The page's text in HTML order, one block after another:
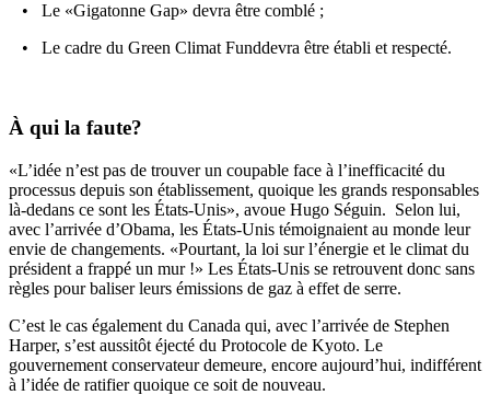
• Le «Gigatonne Gap» devra être comblé ;
• Le cadre du Green Climat Funddevra être établi et respecté.
À qui la faute?
«L’idée n’est pas de trouver un coupable face à l’inefficacité du
processus depuis son établissement, quoique les grands responsables
là-dedans ce sont les États-Unis», avoue Hugo Séguin. Selon lui,
avec l’arrivée d’Obama, les États-Unis témoignaient au monde leur
envie de changements. «Pourtant, la loi sur l’énergie et le climat du
président a frappé un mur !» Les États-Unis se retrouvent donc sans
règles pour baliser leurs émissions de gaz à effet de serre.
C’est le cas également du Canada qui, avec l’arrivée de Stephen
Harper, s’est aussitôt éjecté du Protocole de Kyoto. Le
gouvernement conservateur demeure, encore aujourd’hui, indifférent
à l’idée de ratifier quoique ce soit de nouveau.